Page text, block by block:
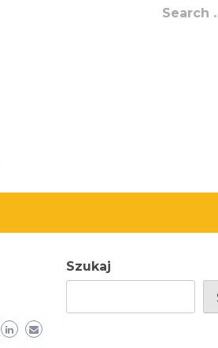
Search
Szukaj